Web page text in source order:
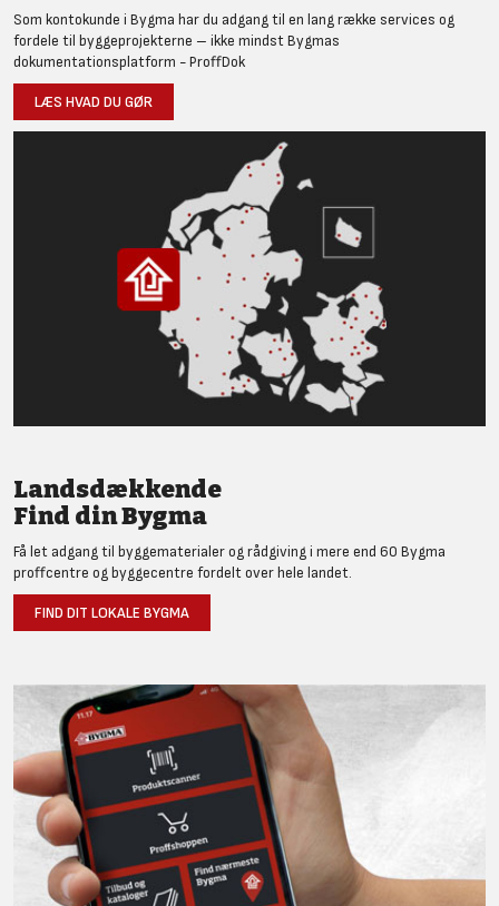
Som kontokunde i Bygma har du adgang til en lang række services og
fordele til byggeprojekterne – ikke mindst Bygmas
dokumentationsplatform - ProffDok
LÆS HVAD DU GØR
Landsdækkende
Find din Bygma
Få let adgang til byggematerialer og rådgiving i mere end 60 Bygma
proffcentre og byggecentre fordelt over hele landet.
FIND DIT LOKALE BYGMA